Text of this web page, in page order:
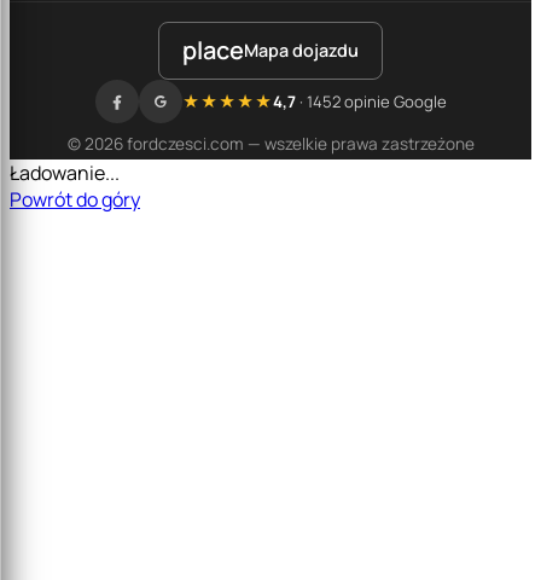
placeMapa dojazdu
© 2026 fordczesci.com — wszelkie prawa zastrzeżone
★★★★★4,7· 1452 opinie Google
Ładowanie...
Powrót do góry